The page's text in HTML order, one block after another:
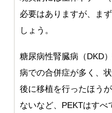
必要はありますが、ま
しょう。
糖尿病性腎臓病（DKD
病での合併症が多く、
後に移植を行ったほう
ないなど、PEKTはすべ